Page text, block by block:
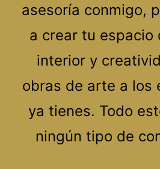
asesoría conmigo,
a crear tu espacio
interior y
obras de arte a los
ya tienes. Todo
ningún tipo de